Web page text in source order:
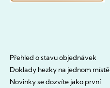
Přehled o stavu objednávek
Doklady hezky na jednom místě
Novinky se dozvíte jako první